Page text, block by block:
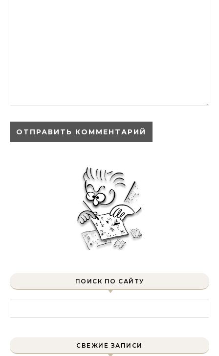
ПОИСК ПО САЙТУ
СВЕЖИЕ ЗАПИСИ